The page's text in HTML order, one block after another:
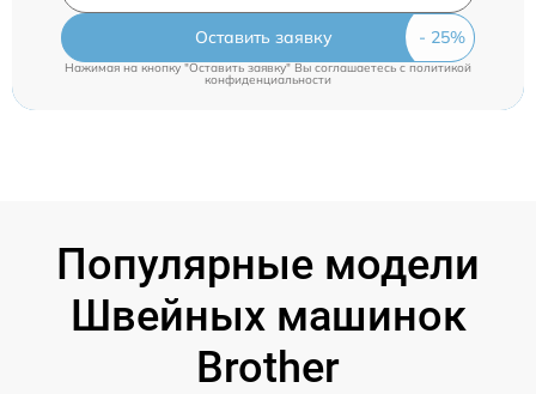
Оставить заявку
Нажимая на кнопку "Оставить заявку" Вы соглашаетесь cполитикой
конфиденциальности
Популярные модели
Швейных машинок
Brother